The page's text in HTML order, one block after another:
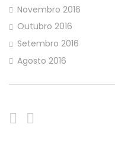
Novembro 2016
Outubro 2016
Setembro 2016
Agosto 2016